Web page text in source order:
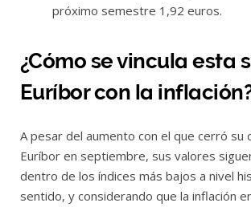
próximo semestre 1,92 euros.
¿Cómo se vincula esta
Euríbor con la
A pesar del aumento con el que cerró su
Euríbor en septiembre, sus valores
dentro de los índices más bajos a nivel
sentido, y considerando que la inflación